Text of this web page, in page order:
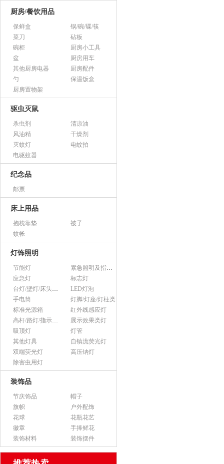
厨房/餐饮用品
保鲜盒
锅/碗/碟/筷
菜刀
砧板
碗柜
厨房小工具
盆
厨房用车
其他厨房电器
厨房配件
勺
保温饭盒
厨房置物架
驱虫灭鼠
杀虫剂
清凉油
风油精
干燥剂
灭蚊灯
电蚊拍
电驱蚊器
纪念品
邮票
床上用品
抱枕靠垫
被子
蚊帐
灯饰照明
节能灯
紧急照明及指示灯
应急灯
标志灯
台灯/壁灯/床头灯/落地灯
LED灯泡
手电筒
灯脚/灯座/灯柱类
标准光源箱
红外线感应灯
高杆/路灯/指示灯类
展示效果类灯
吸顶灯
灯管
其他灯具
自镇流荧光灯
双端荧光灯
高压钠灯
除害虫用灯
装饰品
节庆饰品
帽子
旗帜
户外配饰
花球
花瓶花艺
徽章
手捧鲜花
装饰材料
装饰摆件